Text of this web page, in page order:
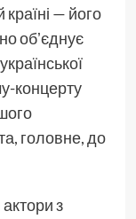
країні — його
обʼєднує
концерту
головне, до
з